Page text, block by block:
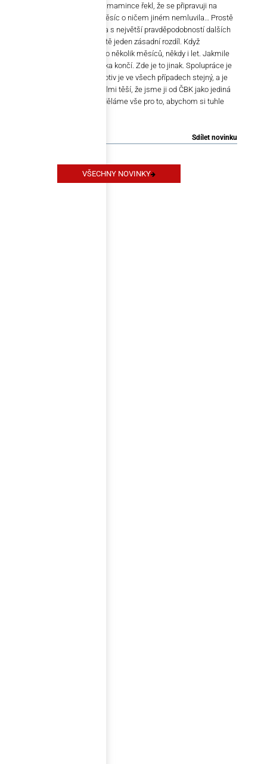
nepotkáte. Když jsem kdysi své mamince řekl, že se připravuji na
schůzku s panem biskupem, měsíc o ničem jiném nemluvila… Prostě
tahle „organizace“ je tu tisíc let a s největší pravděpodobností dalších
tisíc ještě bude. A pak vidím ještě jeden zásadní rozdíl. Když
připravujeme prodej firmy, trvá to několik měsíců, někdy i let. Jakmile
ale transakci dokončíme, zakázka končí. Zde je to jinak. Spolupráce je
dlouhodobá. Nicméně hlavní motiv je ve všech případech stejný, a je
jím oboustranná důvěra. Nás velmi těší, že jsme ji od ČBK jako jediná
společnost získali právě my. A děláme vše pro to, abychom si tuhle
Sdílet novinku
VŠECHNY NOVINKY